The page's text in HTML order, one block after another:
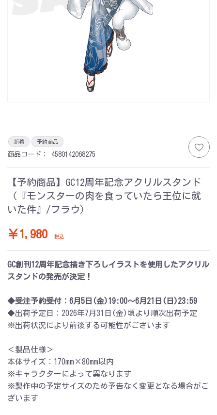
新着 予約商品
商品コード： 4580142068275
【予約商品】GC12周年記念アクリルスタンド
（『モンスターの肉を食っていたら王位に就
いた件』/フラウ）
￥1,980 税込
GC創刊12周年記念描き下ろしイラストを使用したアクリル
スタンドの発売が決定！
◆受注予約受付：6月5日(金)19:00～6月21日(日)23:59
◆出荷予定日：2026年7月31日(金)頃より順次出荷予定
※出荷状況により前後する可能性がございます
＜製品仕様＞
本体サイズ：170mm×80mm以内
※キャラクターによって異なります
※製作中の予定サイズのため予告なく変更となる場合がご
ざいます